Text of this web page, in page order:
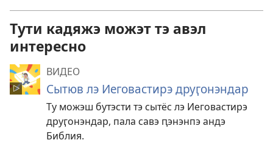
Тути кадяжэ можэт тэ авэл
интересно
ВИДЕО
Сытюв лэ Иеговастирэ друӷонэндар
Ту можэш бутэсти тэ сытёс лэ Иеговастирэ
друӷонэндар, пала савэ ԥэнэнпэ андэ
Библия.